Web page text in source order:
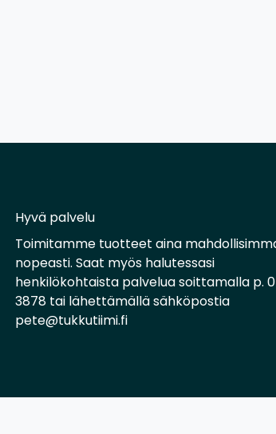
Hyvä palvelu
Toimitamme tuotteet aina
nopeasti. Saat myös halutessasi
henkilökohtaista palvelua soittamalla p.
3878 tai lähettämällä sähköpostia
pete@tukkutiimi.fi